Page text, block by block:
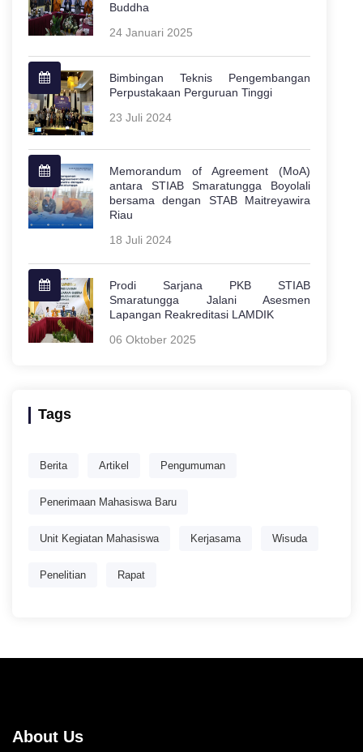
Buddha
24 Januari 2025
Bimbingan Teknis Pengembangan
Perpustakaan Perguruan Tinggi
23 Juli 2024
Memorandum of Agreement (MoA)
antara STIAB Smaratungga Boyolali
bersama dengan STAB Maitreyawira
Riau
18 Juli 2024
Prodi Sarjana PKB STIAB
Smaratungga Jalani Asesmen
Lapangan Reakreditasi LAMDIK
06 Oktober 2025
Tags
Berita Artikel Pengumuman
Penerimaan Mahasiswa Baru
Unit Kegiatan Mahasiswa Kerjasama Wisuda
Penelitian Rapat
About Us